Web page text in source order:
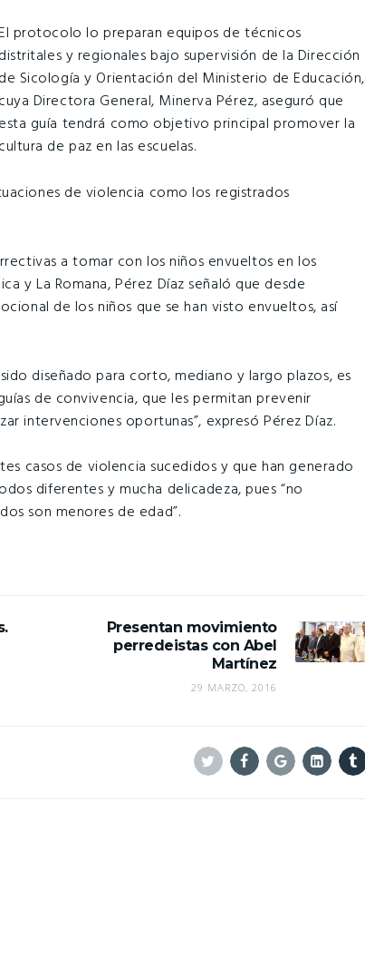
protocolo lo preparan equipos de técnicos
distritales y regionales bajo supervisión de la Dirección
de Sicología y Orientación del Ministerio de Educación,
cuya Directora General, Minerva Pérez, aseguró que
esta guía tendrá como objetivo principal promover la
cultura de paz en las escuelas.
de violencia como los registrados
a tomar con los niños envueltos en los
y La Romana, Pérez Díaz señaló que desde
de los niños que se han visto envueltos, así
diseñado para corto, mediano y largo plazos, es
de convivencia, que les permitan prevenir
intervenciones oportunas”, expresó Pérez Díaz.
casos de violencia sucedidos y que han generado
diferentes y mucha delicadeza, pues “no
son menores de edad”.
Presentan movimiento
perredeistas con Abel
Martínez
29 MARZO, 2016